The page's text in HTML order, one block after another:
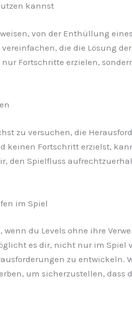
kannst
von der Enthüllung
die die Lösung
Fortschritte erzielen,
zu versuchen, die
keinen Fortschritt erzielst,
den Spielfluss
im Spiel
du Levels ohne ihre
es dir, nicht nur im
zu
um sicherzustellen, dass